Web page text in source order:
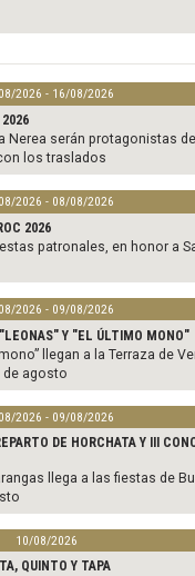
2026 - 16/08/2026
Nerea serán protagonistas
los traslados
2026 - 08/08/2026
2026
patronales, en honor a
2026 - 09/08/2026
Y "EL ÚLTIMO MONO"
llegan a la Terraza de
de agosto
2026 - 09/08/2026
DE HORCHATA Y III
llega a las fiestas de
10/08/2026
QUINTO Y TAPA